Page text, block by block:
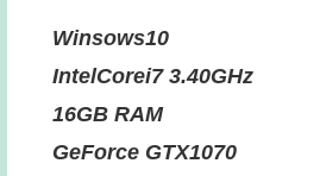
Winsows10
IntelCorei7 3.40GHz
16GB RAM
GeForce GTX1070